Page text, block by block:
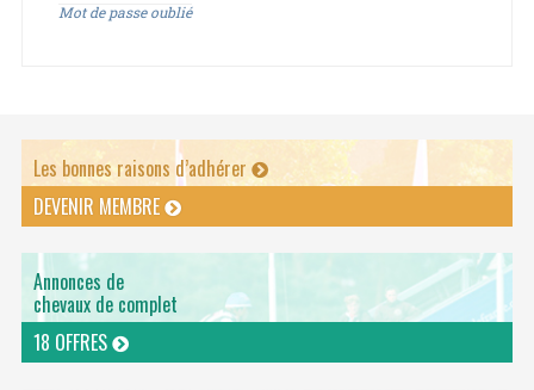
Mot de passe oublié
Les bonnes raisons d’adhérer
DEVENIR MEMBRE
Annonces de
chevaux de complet
18 OFFRES